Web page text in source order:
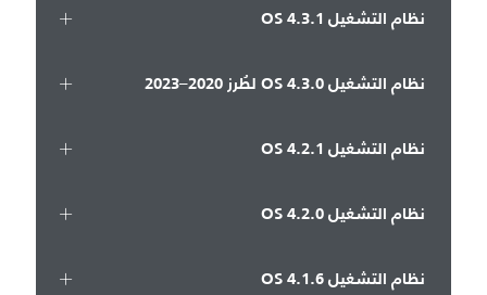
نظام التشغيل OS 4.3.1
نظام التشغيل OS 4.3.0 لطُرز 2020–2023
نظام التشغيل OS 4.2.1
نظام التشغيل OS 4.2.0
نظام التشغيل OS 4.1.6